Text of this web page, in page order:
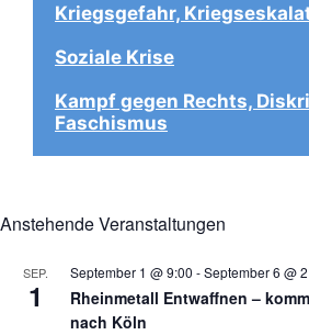
Kriegsgefahr,
Soziale Krise
Kampf gegen Rechts,
Faschismus
Anstehende Veranstaltungen
SEP.
1
September 1 @ 9:00 -September 6 @
Rheinmetall Entwaffnen –
nach Köln